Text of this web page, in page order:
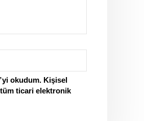
okudum. Kişisel
ticari elektronik